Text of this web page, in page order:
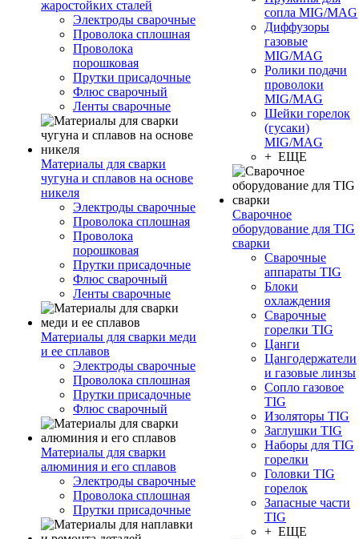
жаростойких сталей
Электроды сварочные
Проволока сплошная
Проволока
порошковая
Прутки присадочные
Флюс сварочный
Ленты сварочные
Материалы для сварки
чугуна и сплавов на основе
никеля
Электроды сварочные
Проволока сплошная
Проволока
порошковая
Прутки присадочные
Флюс сварочный
Ленты сварочные
Материалы для сварки меди
и ее сплавов
Электроды сварочные
Проволока сплошная
Прутки присадочные
Флюс сварочный
Материалы для сварки
алюминия и его сплавов
Электроды сварочные
Проволока сплошная
Прутки присадочные
сопла MIG/MAG
Диффузоры
газовые
MIG/MAG
Ролики подачи
проволоки
MIG/MAG
Шейки горелок
(гусаки)
MIG/MAG
+ ЕЩЕ
Сварочное
оборудование для TIG
сварки
Сварочные
аппараты TIG
Блоки
охлаждения
Сварочные
горелки TIG
Цанги
Цангодержатели
и газовые линзы
Сопло газовое
TIG
Изоляторы TIG
Заглушки TIG
Наборы для TIG
горелки
Головки TIG
горелок
Запасные части
TIG
+ ЕЩЕ